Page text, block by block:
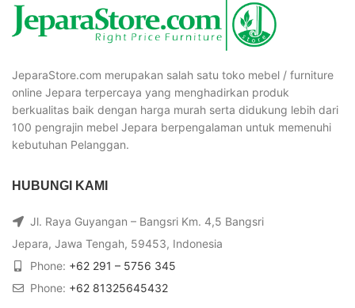
JeparaStore.com merupakan salah satu toko mebel / furniture
online Jepara terpercaya yang menghadirkan produk
berkualitas baik dengan harga murah serta didukung lebih dari
100 pengrajin mebel Jepara berpengalaman untuk memenuhi
kebutuhan Pelanggan.
HUBUNGI KAMI
Jl. Raya Guyangan – Bangsri Km. 4,5 Bangsri
Jepara, Jawa Tengah, 59453, Indonesia
Phone: +62 291 – 5756 345
Phone: +62 81325645432